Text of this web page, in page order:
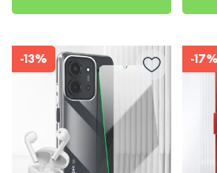
-13% -17%